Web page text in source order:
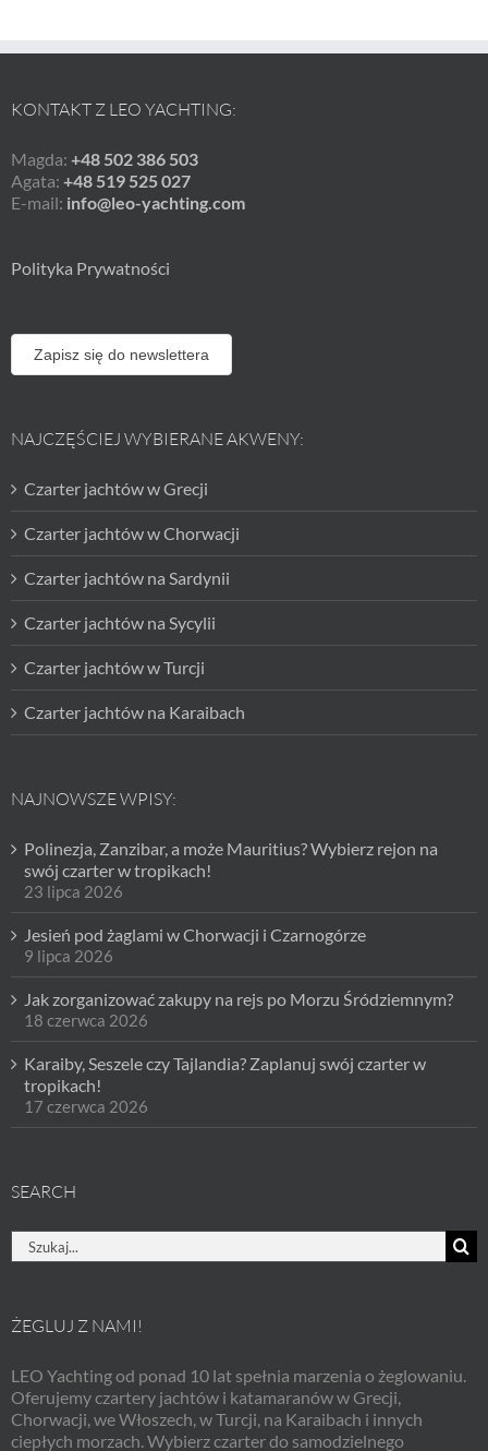
KONTAKT Z LEO YACHTING:
Magda: +48 502 386 503
Agata: +48 519 525 027
E-mail: info@leo-yachting.com
Polityka Prywatności
Zapisz się do newslettera
NAJCZĘŚCIEJ WYBIERANE AKWENY:
Czarter jachtów w Grecji
Czarter jachtów w Chorwacji
Czarter jachtów na Sardynii
Czarter jachtów na Sycylii
Czarter jachtów w Turcji
Czarter jachtów na Karaibach
NAJNOWSZE WPISY:
Polinezja, Zanzibar, a może Mauritius? Wybierz rejon na
swój czarter w tropikach!
23 lipca 2026
Jesień pod żaglami w Chorwacji i Czarnogórze
9 lipca 2026
Jak zorganizować zakupy na rejs po Morzu Śródziemnym?
18 czerwca 2026
Karaiby, Seszele czy Tajlandia? Zaplanuj swój czarter w
tropikach!
17 czerwca 2026
SEARCH
Szukaj
ŻEGLUJ Z NAMI!
LEO Yachting od ponad 10 lat spełnia marzenia o żeglowaniu.
Oferujemy czartery jachtów i katamaranów w Grecji,
Chorwacji, we Włoszech, w Turcji, na Karaibach i innych
ciepłych morzach. Wybierz czarter do samodzielnego